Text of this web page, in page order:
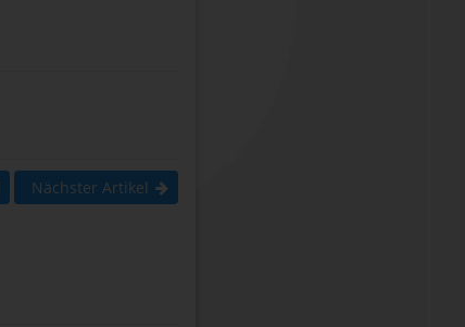
Nächster Artikel